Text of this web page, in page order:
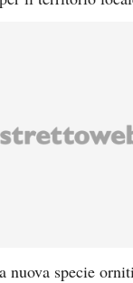
nuova specie